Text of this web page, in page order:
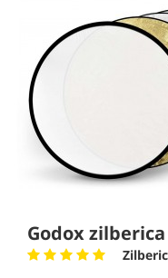
Godox zilberica